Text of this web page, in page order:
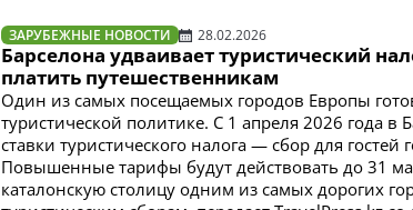
ЗАРУБЕЖНЫЕ НОВОСТИ 28.02.2026
Барселона удваивает туристический
платить путешественникам
Один из самых посещаемых городов Европы
туристической политике. С 1 апреля 2026 года в
ставки туристического налога — сбор для гостей
Повышенные тарифы будут действовать до 31
каталонскую столицу одним из самых дорогих